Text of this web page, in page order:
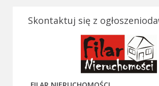
Skontaktuj się z